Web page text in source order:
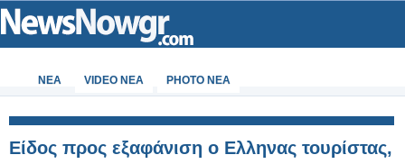
ΝΕΑ VIDEO NEA PHOTO NEA
Είδος προς εξαφάνιση ο Ελληνας τουρίστας,